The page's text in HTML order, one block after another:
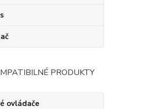
PRODUKTY
ovládače